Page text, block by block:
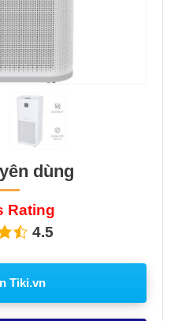
dùng
Rating
4.5
Tiki.vn